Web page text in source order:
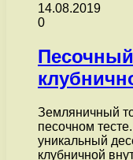
14.08.2019
0
Земляничный
песочном
уникальный
клубничной